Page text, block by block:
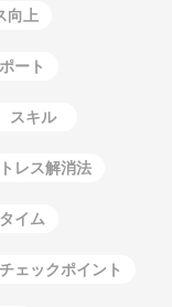
向上
ート
スキル
レス解消法
イム
チェックポイント